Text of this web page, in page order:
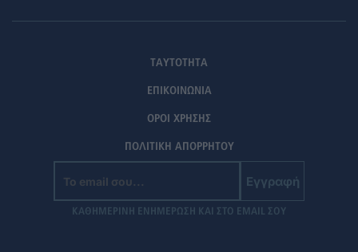
ΤΑΥΤΟΤΗΤΑ
ΕΠΙΚΟΙΝΩΝΙΑ
ΟΡΟΙ ΧΡΗΣΗΣ
ΠΟΛΙΤΙΚΗ ΑΠΟΡΡΗΤΟΥ
Εγγραφή
ΚΑΘΗΜΕΡΙΝΗ ΕΝΗΜΕΡΩΣΗ ΚΑΙ ΣΤΟ EMAIL ΣΟΥ